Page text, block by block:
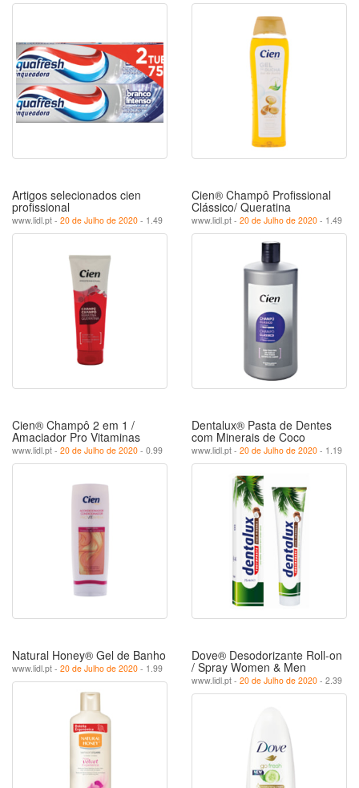
Artigos selecionados cien
profissional
www.lidl.pt - 20 de Julho de 2020 - 1.49
Cien® Champô Profissional
Clássico/ Queratina
www.lidl.pt - 20 de Julho de 2020 - 1.49
Cien® Champô 2 em 1 /
Amaciador Pro Vitaminas
www.lidl.pt - 20 de Julho de 2020 - 0.99
Dentalux® Pasta de Dentes
com Minerais de Coco
www.lidl.pt - 20 de Julho de 2020 - 1.19
Natural Honey® Gel de Banho
www.lidl.pt - 20 de Julho de 2020 - 1.99
Dove® Desodorizante Roll-on
/ Spray Women & Men
www.lidl.pt - 20 de Julho de 2020 - 2.39